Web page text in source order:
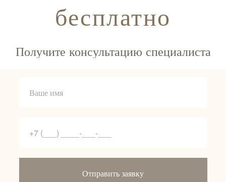
бесплатно
Получите консультацию специалиста
Отправить заявку